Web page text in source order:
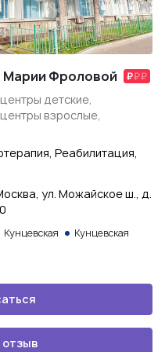
Марии Фроловой
детские,
взрослые,
Реабилитация,
ул. Можайское ш., д.
Кунцевская Кунцевская